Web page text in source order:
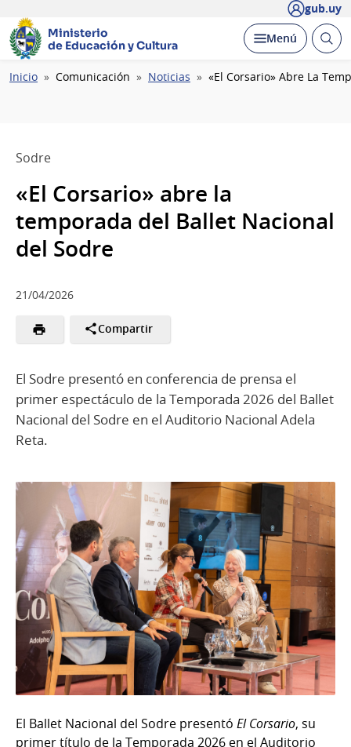
gub.uy
Ministerio
de Educación y Cultura
Desplegar
Menú Abrir
Ruta
Inicio Comunicación Noticias «El Corsario» Abre La
Sodre
«El Corsario» abre la
temporada del Ballet Nacional
del Sodre
21/04/2026
Compartir
El Sodre presentó en conferencia de prensa el
primer espectáculo de la Temporada 2026 del Ballet
Nacional del Sodre en el Auditorio Nacional Adela
Reta.
El Ballet Nacional del Sodre presentó El Corsario, su
primer título de la Temporada 2026 en el Auditorio